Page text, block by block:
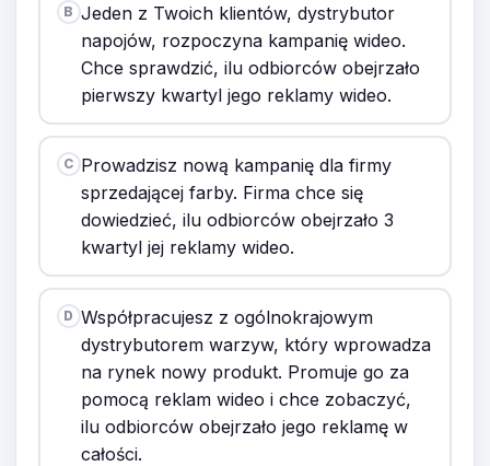
B Jeden z Twoich klientów, dystrybutor
napojów, rozpoczyna kampanię wideo.
Chce sprawdzić, ilu odbiorców obejrzało
pierwszy kwartyl jego reklamy wideo.
C Prowadzisz nową kampanię dla firmy
sprzedającej farby. Firma chce się
dowiedzieć, ilu odbiorców obejrzało 3
kwartyl jej reklamy wideo.
D Współpracujesz z ogólnokrajowym
dystrybutorem warzyw, który wprowadza
na rynek nowy produkt. Promuje go za
pomocą reklam wideo i chce zobaczyć,
ilu odbiorców obejrzało jego reklamę w
całości.